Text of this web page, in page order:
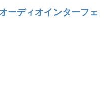
ーディオインターフェ